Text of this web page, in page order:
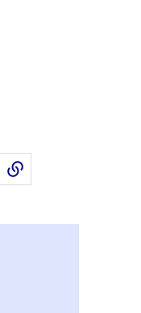
LinkedInpar email